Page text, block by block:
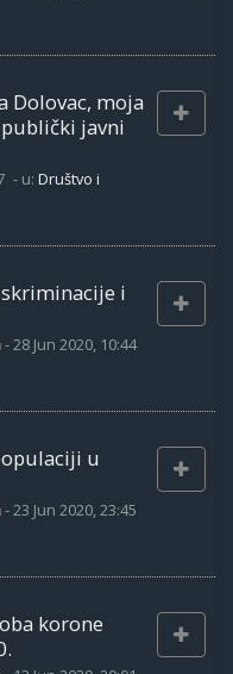
Dolovac, moja
javni
- u: Društvo i
i
-28 Jun 2020, 10:44
u
-23 Jun 2020, 23:45
korone